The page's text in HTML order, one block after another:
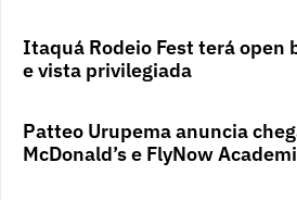
Itaquá Rodeio Fest terá open
e vista privilegiada
Patteo Urupema anuncia
McDonald’s e FlyNow